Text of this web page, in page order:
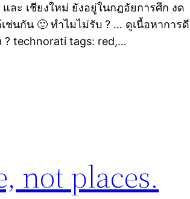
ละ เชียงใหม่ ยังอยู่ในกฎอัยการศึก งด
ช่นกัน 🙂 ทำไมไม่รับ ? … ดูเนื้อหาการดี
? technorati tags: red,…
not places.